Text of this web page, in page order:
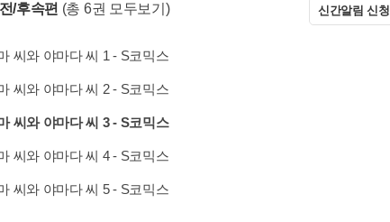
/후속편 (총 6권 모두보기) 신간알림 신청
씨와 야마다 씨 1 - S코믹스
씨와 야마다 씨 2 - S코믹스
씨와 야마다 씨 3 - S코믹스
씨와 야마다 씨 4 - S코믹스
씨와 야마다 씨 5 - S코믹스